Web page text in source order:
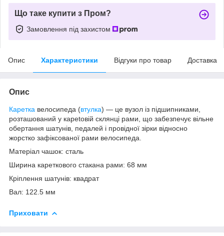
Що таке купити з Пром?
Замовлення під захистом
Опис Характеристики Відгуки про товар Доставка
Опис
Каретка велосипеда (втулка) — це вузол із підшипниками,
розташований у карetовій склянці рами, що забезпечує вільне
обертання шатунів, педалей і провідної зірки відносно
жорстко зафіксованої рами велосипеда.
Матеріал чашок: сталь
Ширина кареткового стакана рами: 68 мм
Кріплення шатунів: квадрат
Вал: 122.5 мм
Приховати